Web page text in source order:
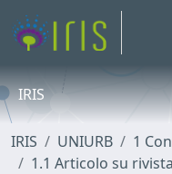
IRIS
IRIS UNIURB
1
1.1 Articolo su rivista